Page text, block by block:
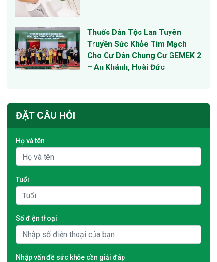
Thuốc Dân Tộc Lan Tuyên
Truyền Sức Khỏe Tim Mạch
Cho Cư Dân Chung Cư GEMEK 2
– An Khánh, Hoài Đức
ĐẶT CÂU HỎI
Họ và tên
Tuổi
Số điện thoại
Nhập vấn đề sức khỏe cần giải đáp